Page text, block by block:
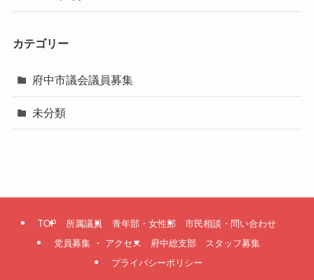
カテゴリー
府中市議会議員募集
未分類
TOP 所属議員 青年部・女性部
市民相談・問い合わせ
党員募集 ・ アクセス
府中総支部 スタッフ募集
プライバシーポリシー